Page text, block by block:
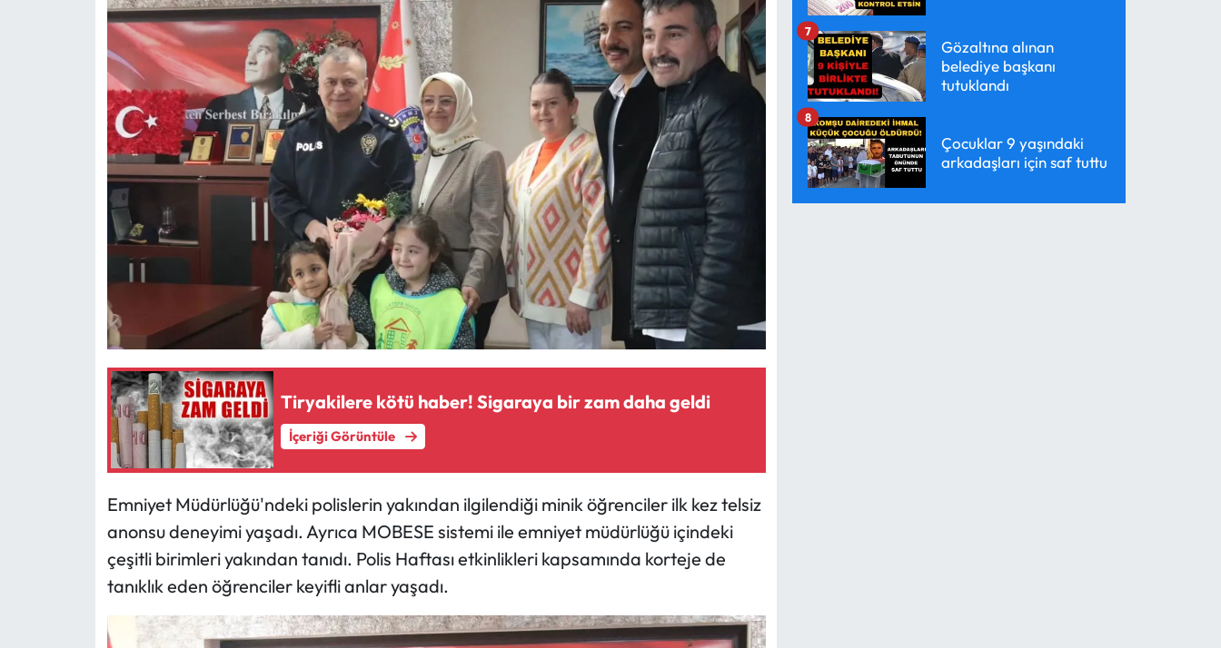
Tiryakilere kötü haber! Sigaraya bir zam daha geldi
İçeriği Görüntüle
Emniyet Müdürlüğü'ndeki polislerin yakından ilgilendiği minik öğrenciler ilk kez telsiz
anonsu deneyimi yaşadı. Ayrıca MOBESE sistemi ile emniyet müdürlüğü içindeki
çeşitli birimleri yakından tanıdı. Polis Haftası etkinlikleri kapsamında korteje de
tanıklık eden öğrenciler keyifli anlar yaşadı.
Gözaltına alınan
belediye başkanı
tutuklandı
7
Çocuklar 9 yaşındaki
arkadaşları için saf tuttu
8